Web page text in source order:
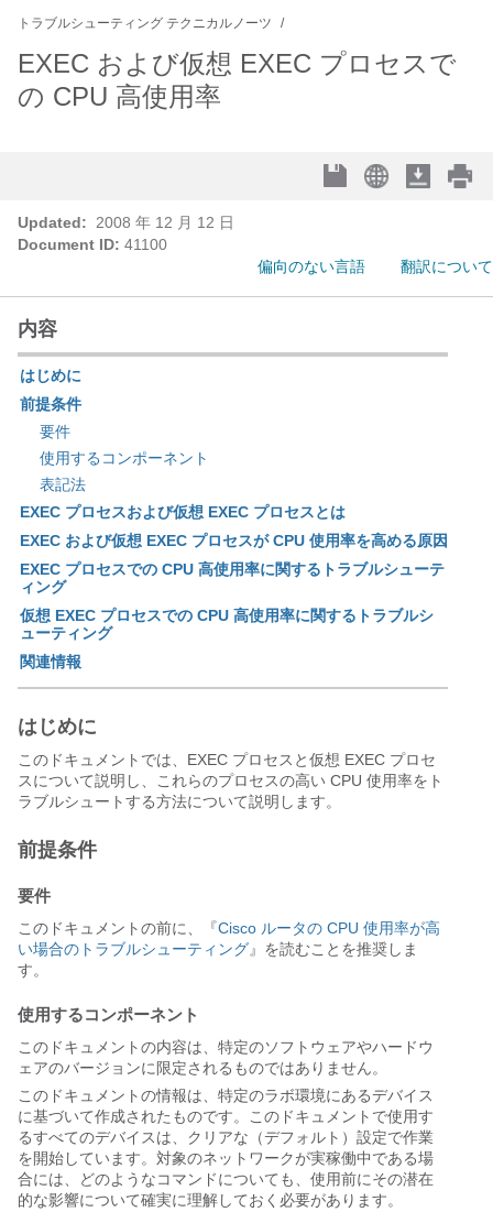
トラブルシューティング テクニカルノーツ
EXEC および仮想 EXEC プロセスで
の CPU 高使用率
Updated:
2008 年 12 月 12 日
Document ID: 41100
偏向のない言語
翻訳について
内容
はじめに
前提条件
要件
使用するコンポーネント
表記法
EXEC プロセスおよび仮想 EXEC プロセスとは
EXEC および仮想 EXEC プロセスが CPU 使用率を高める原因
EXEC プロセスでの CPU 高使用率に関するトラブルシューテ
ィング
仮想 EXEC プロセスでの CPU 高使用率に関するトラブルシ
ューティング
関連情報
はじめに
このドキュメントでは、EXEC プロセスと仮想 EXEC プロセ
スについて説明し、これらのプロセスの高い CPU 使用率をト
ラブルシュートする方法について説明します。
前提条件
要件
このドキュメントの前に、『Cisco ルータの CPU 使用率が高
い場合のトラブルシューティング』を読むことを推奨しま
す。
使用するコンポーネント
このドキュメントの内容は、特定のソフトウェアやハードウ
ェアのバージョンに限定されるものではありません。
このドキュメントの情報は、特定のラボ環境にあるデバイス
に基づいて作成されたものです。このドキュメントで使用す
るすべてのデバイスは、クリアな（デフォルト）設定で作業
を開始しています。対象のネットワークが実稼働中である場
合には、どのようなコマンドについても、使用前にその潜在
的な影響について確実に理解しておく必要があります。